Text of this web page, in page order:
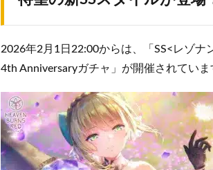
2026年2月1日22:00からは、「SS<レゾ
4th Anniversaryガチャ」が開催されてい